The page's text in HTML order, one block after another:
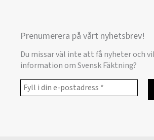
Prenumerera på vårt nyhetsbrev!
Du missar väl inte att få nyheter och
information om Svensk Fäktning?